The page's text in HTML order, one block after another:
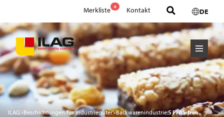
Merkliste 0 Kontakt DE
ILAG>Beschichtungen für Industriegüter>Backwarenindustrie:5 PFAS-free